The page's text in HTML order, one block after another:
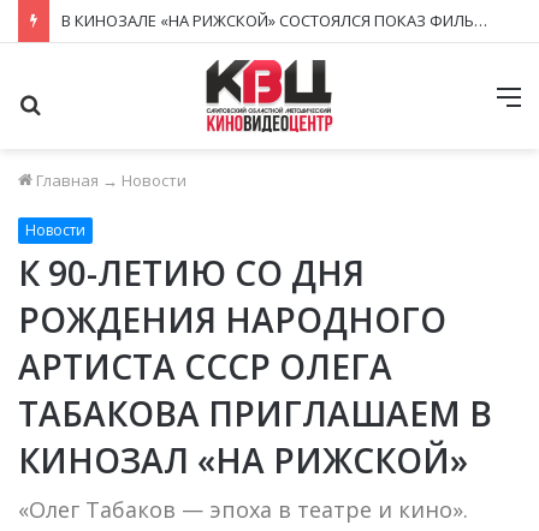
В КИНОЗАЛЕ «НА РИЖСКОЙ» СОСТОЯЛСЯ ПОКАЗ ФИЛЬМА ПО ПРОГРАММЕ «АКТИВНОЕ ДОЛГОЛЕТИЕ»
Главная → Новости
Новости
К 90-ЛЕТИЮ СО ДНЯ
РОЖДЕНИЯ НАРОДНОГО
АРТИСТА СССР ОЛЕГА
ТАБАКОВА ПРИГЛАШАЕМ В
КИНОЗАЛ «НА РИЖСКОЙ»
«Олег Табаков — эпоха в театре и кино».